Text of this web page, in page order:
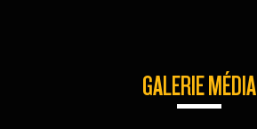
GALERIE MÉDIA